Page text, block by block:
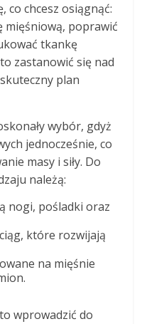
co chcesz osiągnąć:
mięśniową, poprawić
tkankę
zastanowić się nad
plan
wybór, gdyż
jednocześnie, co
masy i siły. Do
należą:
nogi, pośladki oraz
które rozwijają
na mięśnie
wprowadzić do